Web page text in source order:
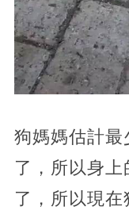
狗媽媽估計最
了，所以身
了，所以現